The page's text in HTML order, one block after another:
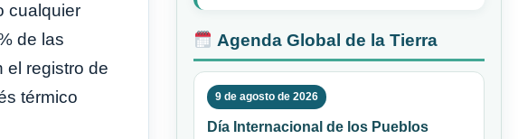
cualquier
de las
el registro de
térmico
Agenda Global de la Tierra
9 de agosto de 2026
Día Internacional de los Pueblos